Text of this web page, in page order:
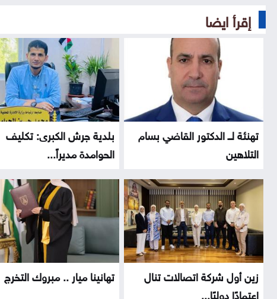
إقرأ ايضا
تهنئة لــ الدكتور القاضي بسام
التلاهين
بلدية جرش الكبرى: تكليف
الحوامدة مديراً...
زين أول شركة اتصالات تنال
اعتمادًا دوليًا...
تهانينا ميار .. مبروك التخرج